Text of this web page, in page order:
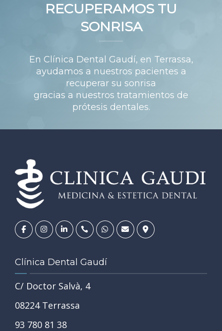
RECUPERAMOS TU
SONRISA
En Clínica Dental Gaudí, en Terrassa,
ayudamos a nuestros pacientes a
recuperar su sonrisa
gracias a nuestros tratamientos de
prótesis dentales.
Clínica Dental Gaudí
C/ Doctor Salvà, 4
08224 Terrassa
93 780 81 38